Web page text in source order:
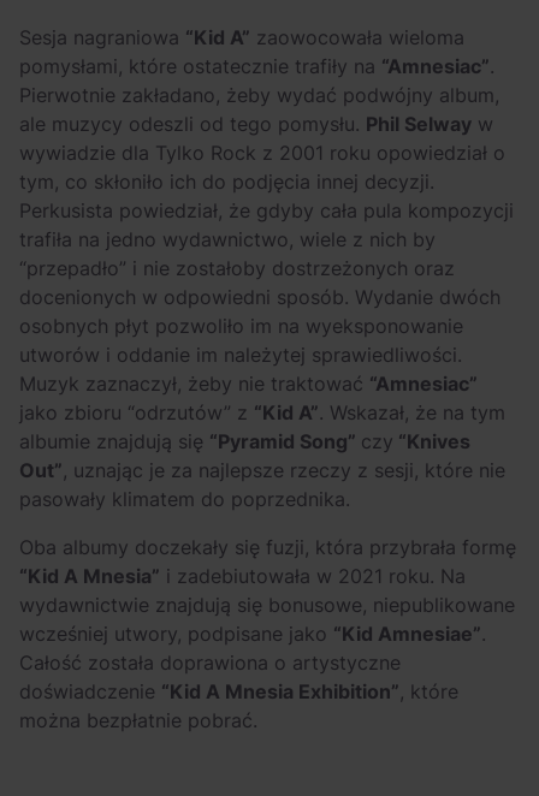
Sesja nagraniowa “Kid A” zaowocowała wieloma
pomysłami, które ostatecznie trafiły na “Amnesiac”.
Pierwotnie zakładano, żeby wydać podwójny album,
ale muzycy odeszli od tego pomysłu. Phil Selway w
wywiadzie dla Tylko Rock z 2001 roku opowiedział o
tym, co skłoniło ich do podjęcia innej decyzji.
Perkusista powiedział, że gdyby cała pula kompozycji
trafiła na jedno wydawnictwo, wiele z nich by
“przepadło” i nie zostałoby dostrzeżonych oraz
docenionych w odpowiedni sposób. Wydanie dwóch
osobnych płyt pozwoliło im na wyeksponowanie
utworów i oddanie im należytej sprawiedliwości.
Muzyk zaznaczył, żeby nie traktować “Amnesiac”
jako zbioru “odrzutów” z “Kid A”. Wskazał, że na tym
albumie znajdują się “Pyramid Song” czy “Knives
Out”, uznając je za najlepsze rzeczy z sesji, które nie
pasowały klimatem do poprzednika.
Oba albumy doczekały się fuzji, która przybrała formę
“Kid A Mnesia” i zadebiutowała w 2021 roku. Na
wydawnictwie znajdują się bonusowe, niepublikowane
wcześniej utwory, podpisane jako “Kid Amnesiae”.
Całość została doprawiona o artystyczne
doświadczenie “Kid A Mnesia Exhibition”, które
można bezpłatnie pobrać.